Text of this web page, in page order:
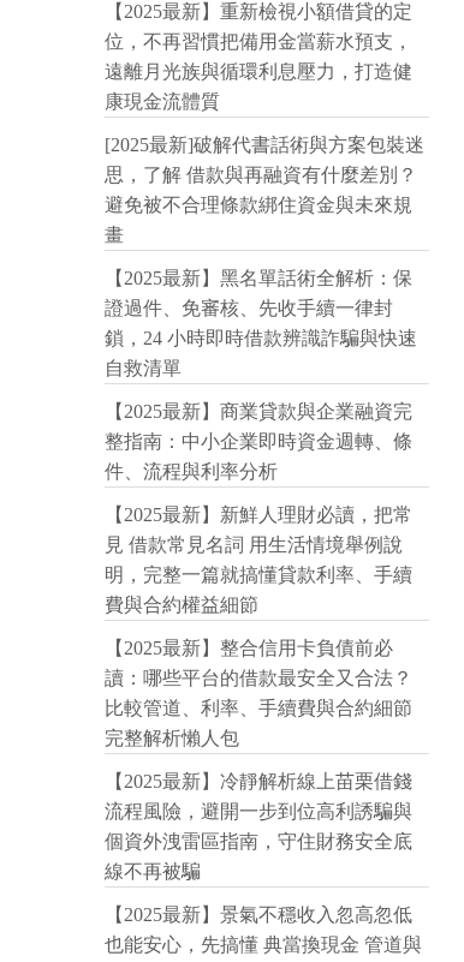
【2025最新】重新檢視小額借貸的定
位，不再習慣把備用金當薪水預支，
遠離月光族與循環利息壓力，打造健
康現金流體質
[2025最新]破解代書話術與方案包裝迷
思，了解 借款與再融資有什麼差別？
避免被不合理條款綁住資金與未來規
畫
【2025最新】黑名單話術全解析：保
證過件、免審核、先收手續一律封
鎖，24 小時即時借款辨識詐騙與快速
自救清單
【2025最新】商業貸款與企業融資完
整指南：中小企業即時資金週轉、條
件、流程與利率分析
【2025最新】新鮮人理財必讀，把常
見 借款常見名詞 用生活情境舉例說
明，完整一篇就搞懂貸款利率、手續
費與合約權益細節
【2025最新】整合信用卡負債前必
讀：哪些平台的借款最安全又合法？
比較管道、利率、手續費與合約細節
完整解析懶人包
【2025最新】冷靜解析線上苗栗借錢
流程風險，避開一步到位高利誘騙與
個資外洩雷區指南，守住財務安全底
線不再被騙
【2025最新】景氣不穩收入忽高忽低
也能安心，先搞懂 典當換現金 管道與